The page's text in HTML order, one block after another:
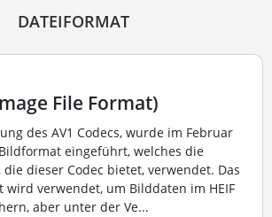
DATEIFORMAT
File Format)
des AV1 Codecs, wurde im Februar
eingeführt, welches die
dieser Codec bietet, verwendet. Das
wird verwendet, um Bilddaten im HEIF
aber unter der Ve...